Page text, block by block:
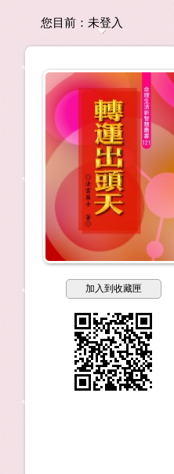
您目前： 未登入
加入到收藏匣